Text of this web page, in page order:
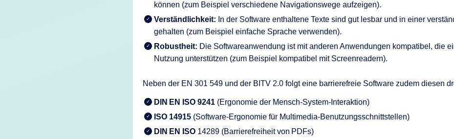
können (zum Beispiel verschiedene Navigationswege aufzeigen).
Verständlichkeit: In der Software enthaltene Texte sind gut lesbar und in einer
gehalten (zum Beispiel einfache Sprache verwenden).
Robustheit: Die Softwareanwendung ist mit anderen Anwendungen kompatibel, die
Nutzung unterstützen (zum Beispiel kompatibel mit Screenreadern).
Neben der EN 301 549 und der BITV 2.0 folgt eine barrierefreie Software zudem diesen
DIN EN ISO 9241 (Ergonomie der Mensch-System-Interaktion)
ISO 14915 (Software-Ergonomie für Multimedia-Benutzungsschnittstellen)
DIN EN ISO 14289 (Barrierefreiheit von PDFs)